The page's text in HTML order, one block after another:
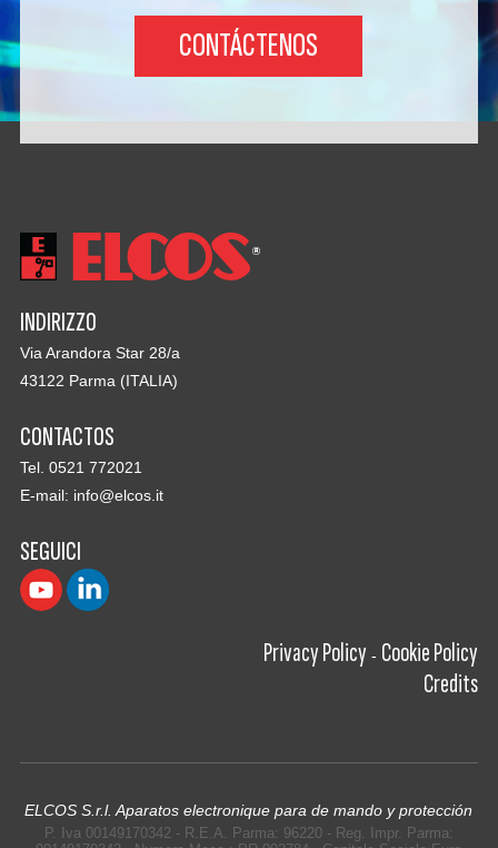
CONTÁCTENOS
INDIRIZZO
Via Arandora Star 28/a
43122 Parma (ITALIA)
CONTACTOS
Tel. 0521 772021
E-mail: info@elcos.it
SEGUICI
Privacy Policy - Cookie Policy
Credits
ELCOS S.r.l. Aparatos electronique para de mando y protección
P. Iva 00149170342 - R.E.A. Parma: 96220 - Reg. Impr. Parma: